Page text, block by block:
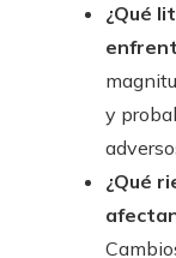
¿Qué
y
¿Qué